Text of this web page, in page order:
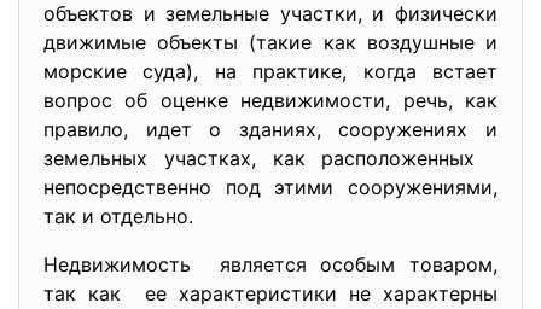
объектов и земельные участки, и физически
движимые объекты (такие как воздушные и
морские суда), на практике, когда встает
вопрос об оценке недвижимости, речь, как
правило, идет о зданиях, сооружениях и
земельных участках, как расположенных
непосредственно под этими сооружениями,
так и отдельно.
Недвижимость является особым товаром,
так как ее характеристики не характерны